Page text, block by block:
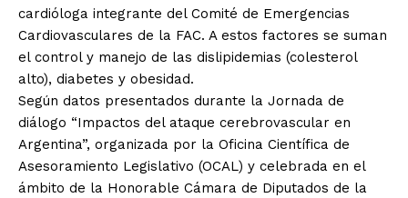
cardióloga integrante del Comité de Emergencias
Cardiovasculares de la FAC. A estos factores se suman
el control y manejo de las dislipidemias (colesterol
alto), diabetes y obesidad.
Según datos presentados durante la Jornada de
diálogo “Impactos del ataque cerebrovascular en
Argentina”, organizada por la Oficina Científica de
Asesoramiento Legislativo (OCAL) y celebrada en el
ámbito de la Honorable Cámara de Diputados de la